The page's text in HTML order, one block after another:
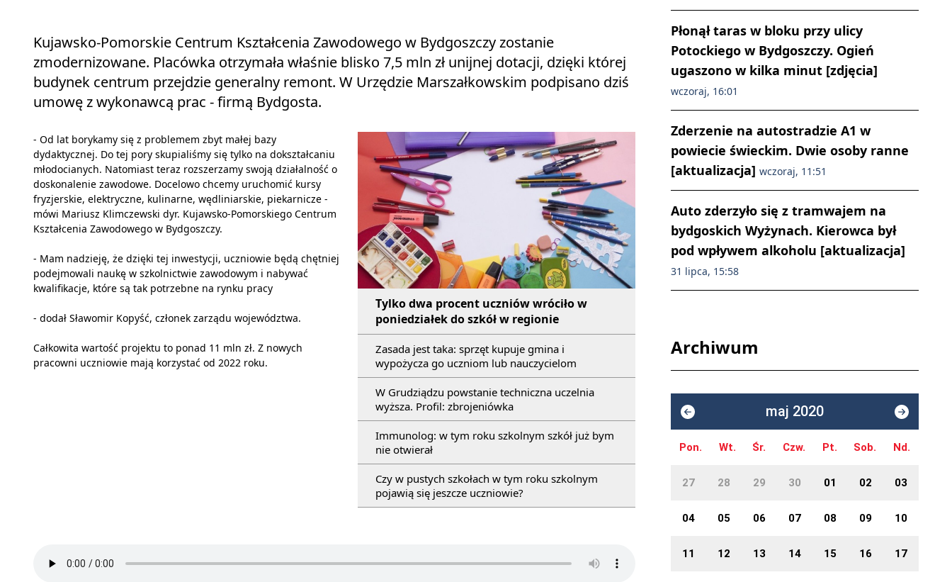
Kujawsko-Pomorskie Centrum Kształcenia Zawodowego w Bydgoszczy zostanie
zmodernizowane. Placówka otrzymała właśnie blisko 7,5 mln zł unijnej dotacji, dzięki której
budynek centrum przejdzie generalny remont. W Urzędzie Marszałkowskim podpisano dziś
umowę z wykonawcą prac - firmą Bydgosta.
Tylko dwa procent uczniów wróciło w
poniedziałek do szkół w regionie
Zasada jest taka: sprzęt kupuje gmina i
wypożycza go uczniom lub nauczycielom
W Grudziądzu powstanie techniczna uczelnia
wyższa. Profil: zbrojeniówka
Immunolog: w tym roku szkolnym szkół już bym
nie otwierał
Czy w pustych szkołach w tym roku szkolnym
pojawią się jeszcze uczniowie?
- Od lat borykamy się z problemem zbyt małej bazy
dydaktycznej. Do tej pory skupialiśmy się tylko na dokształcaniu
młodocianych. Natomiast teraz rozszerzamy swoją działalność o
doskonalenie zawodowe. Docelowo chcemy uruchomić kursy
fryzjerskie, elektryczne, kulinarne, wędliniarskie, piekarnicze -
mówi Mariusz Klimczewski dyr. Kujawsko-Pomorskiego Centrum
Kształcenia Zawodowego w Bydgoszczy.
- Mam nadzieję, że dzięki tej inwestycji, uczniowie będą chętniej
podejmowali naukę w szkolnictwie zawodowym i nabywać
kwalifikacje, które są tak potrzebne na rynku pracy
- dodał Sławomir Kopyść, członek zarządu województwa.
Całkowita wartość projektu to ponad 11 mln zł. Z nowych
pracowni uczniowie mają korzystać od 2022 roku.
Płonął taras w bloku przy ulicy
Potockiego w Bydgoszczy. Ogień
ugaszono w kilka minut [zdjęcia]
wczoraj, 16:01
Zderzenie na autostradzie A1 w
powiecie świeckim. Dwie osoby ranne
[aktualizacja] wczoraj, 11:51
Auto zderzyło się z tramwajem na
bydgoskich Wyżynach. Kierowca był
pod wpływem alkoholu [aktualizacja]
31 lipca, 15:58
Archiwum
maj 2020
Pon. Wt. Śr. Czw. Pt. Sob. Nd.
27 28 29 30 01 02 03
04 05 06 07 08 09 10
11 12 13 14 15 16 17